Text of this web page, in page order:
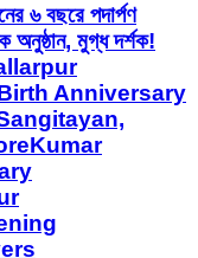
৬ বছরে পদার্পণ
অনুষ্ঠান, মুগ্ধ দর্শক!
Anniversary